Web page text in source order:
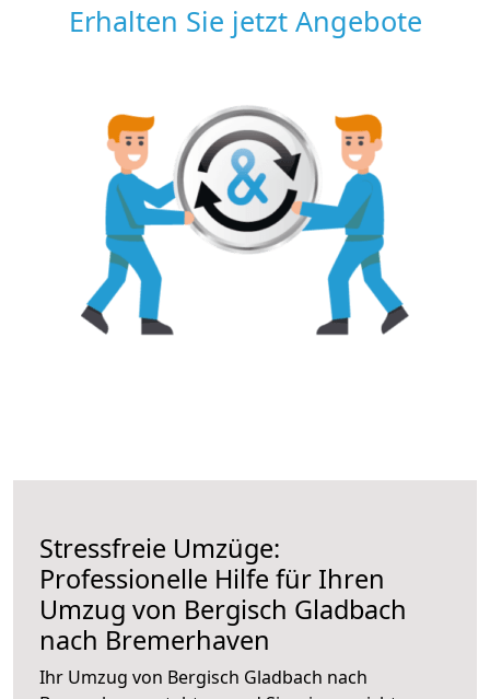
Erhalten Sie jetzt Angebote
Stressfreie Umzüge:
Professionelle Hilfe für Ihren
Umzug von Bergisch Gladbach
nach Bremerhaven
Ihr Umzug von Bergisch Gladbach nach